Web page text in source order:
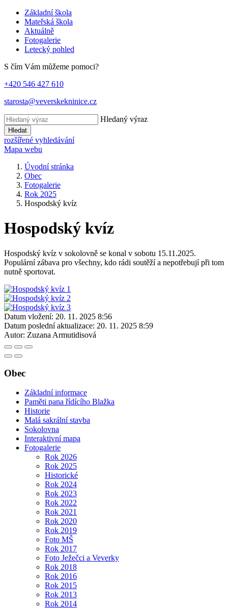
Základní škola
Mateřská škola
Aktuálně
Fotogalerie
Letecký pohled
S čím Vám můžeme pomoci?
+420 546 427 610
starosta@veverskekninice.cz
Hledaný výraz
Hledat
rozšířené vyhledávání
Mapa webu
Úvodní stránka
Obec
Fotogalerie
Rok 2025
Hospodský kvíz
Hospodský kvíz
Hospodský kvíz v sokolovně se konal v sobotu 15.11.2025.
Populární zábava pro všechny, kdo rádi soutěží a nepotřebují při tom
nutně sportovat.
Datum vložení: 20. 11. 2025 8:56
Datum poslední aktualizace: 20. 11. 2025 8:59
Autor: Zuzana Armutidisová
Obec
Základní informace
Paměti pana řídícího Blažka
Historie
Malá sakrální stavba
Sokolovna
Interaktivní mapa
Fotogalerie
Rok 2026
Rok 2025
Historické
Rok 2024
Rok 2023
Rok 2022
Rok 2021
Rok 2020
Rok 2019
Foto MŠ
Rok 2017
Foto Ježečci a Veverky
Rok 2018
Rok 2016
Rok 2015
Rok 2013
Rok 2014